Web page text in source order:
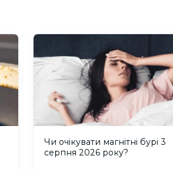
Чи очікувати магнітні бурі 3
серпня 2026 року?